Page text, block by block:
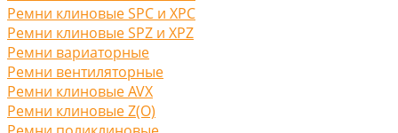
Ремни клиновые SPC и XPC
Ремни клиновые SPZ и XPZ
Ремни вариаторные
Ремни вентиляторные
Ремни клиновые AVX
Ремни клиновые Z(O)